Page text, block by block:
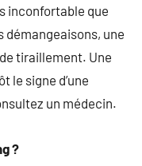
inconfortable que
démangeaisons, une
tiraillement. Une
le signe d’une
un médecin.
?